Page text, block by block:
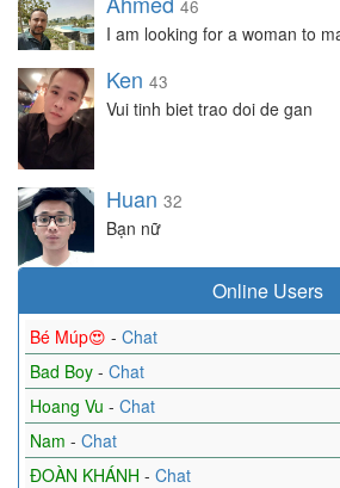
46
I am looking for a woman to
Ken 43
Vui tinh biet trao doi de gan
Huan 32
Bạn nữ
Online Users
Bé Múp😍 - Chat
Bad Boy - Chat
Hoang Vu - Chat
Nam - Chat
ĐOÀN KHÁNH - Chat